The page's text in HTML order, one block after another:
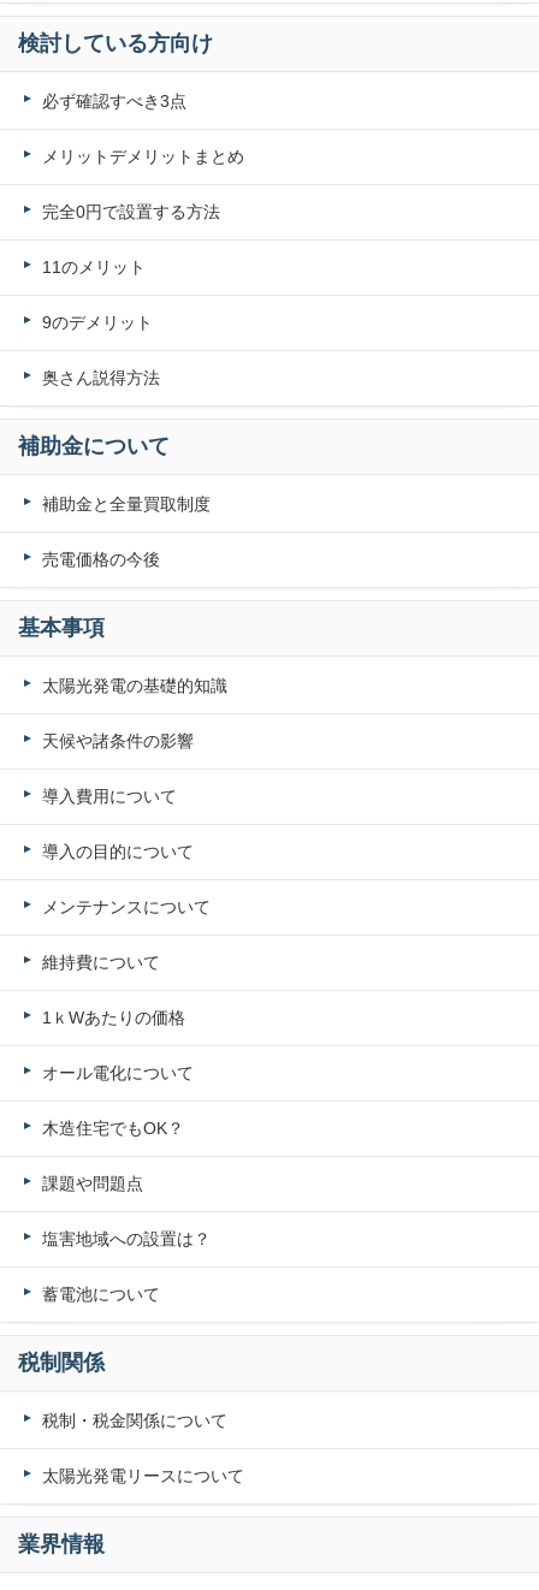
検討している方向け
必ず確認すべき3点
メリットデメリットまとめ
完全0円で設置する方法
11のメリット
9のデメリット
奥さん説得方法
補助金について
補助金と全量買取制度
売電価格の今後
基本事項
太陽光発電の基礎的知識
天候や諸条件の影響
導入費用について
導入の目的について
メンテナンスについて
維持費について
1ｋWあたりの価格
オール電化について
木造住宅でもOK？
課題や問題点
塩害地域への設置は？
蓄電池について
税制関係
税制・税金関係について
太陽光発電リースについて
業界情報